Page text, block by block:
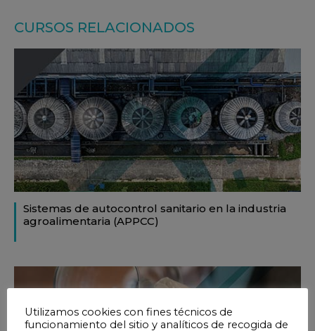
CURSOS RELACIONADOS
Sistemas de autocontrol sanitario en la industria
agroalimentaria (APPCC)
Utilizamos cookies con fines técnicos de
funcionamiento del sitio y analíticos de recogida de